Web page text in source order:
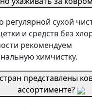
регулярной сухой
и средств без
рекомендуем
химчистку.
представлены
ассортименте?